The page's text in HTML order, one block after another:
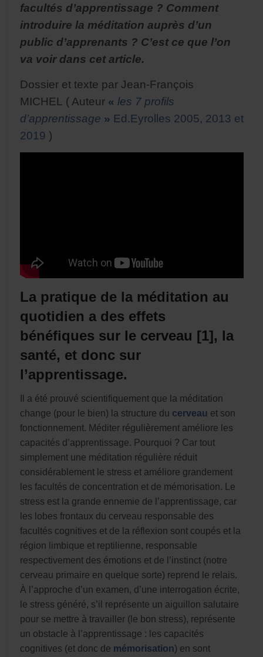
facultés d’apprentissage ? Comment
introduire la méditation auprès d’un
public d’apprenants ? C’est ce que l’on
va voir dans cet article.
Dossier et texte par Jean-François
MICHEL ( Auteur « les 7 profils
d’apprentissage » Ed.Eyrolles 2005, 2013 et
2019 )
La pratique de la méditation au
quotidien a des effets
bénéfiques sur le cerveau [1], la
santé, et donc sur
l’apprentissage.
Il a été prouvé scientifiquement que la méditation
change (pour le bien) la structure du cerveau et son
fonctionnement. Méditer régulièrement améliore les
capacités d’apprentissage. Pourquoi ? Car tout
simplement une méditation régulière réduit
considérablement le stress et améliore grandement
les facultés de concentration et de mémorisation. Le
stress est la grande ennemie de l’apprentissage, car
les lobes frontaux du cerveau responsable des
facultés cognitives et de la réflexion sont coupés et la
région limbique et reptilienne, responsable
respectivement des émotions et de l’instinct (notre
cerveau primaire en quelque sorte) reprend le relais.
À l’approche d’un examen, d’une interrogation écrite,
le stress généré, s’il représente un aiguillon salutaire
pour se mettre à travailler (le bon stress), représente
un obstacle à l’apprentissage : les capacités
cognitives (et donc de mémorisation) en sont